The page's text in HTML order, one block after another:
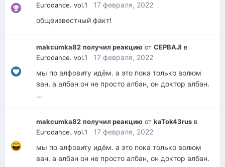
Eurodance. vol.1
17 февраля, 2022
общеизвестный факт!
makcumka82 получил реакцию от CEPBAJl в
Eurodance. vol.1
17 февраля, 2022
мы по алфовиту идём. а это пока только волюм
ван. а албан он не просто албан, он доктор албан.
...
makcumka82 получил реакцию от kaTok43rus в
Eurodance. vol.1
17 февраля, 2022
мы по алфовиту идём. а это пока только волюм
ван. а албан он не просто албан, он доктор албан.